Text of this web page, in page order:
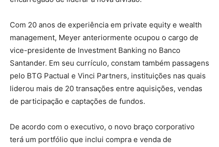
Com 20 anos de experiência em private equity e wealth
management, Meyer anteriormente ocupou o cargo de
vice-presidente de Investment Banking no Banco
Santander. Em seu currículo, constam também passagens
pelo BTG Pactual e Vinci Partners, instituições nas quais
liderou mais de 20 transações entre aquisições, vendas
de participação e captações de fundos.
De acordo com o executivo, o novo braço corporativo
terá um portfólio que inclui compra e venda de